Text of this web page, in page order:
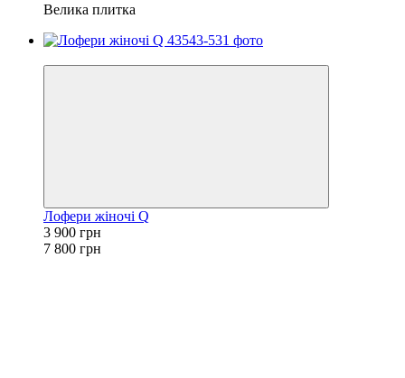
Велика плитка
Лофери жіночі Q
3 900 грн
7 800 грн